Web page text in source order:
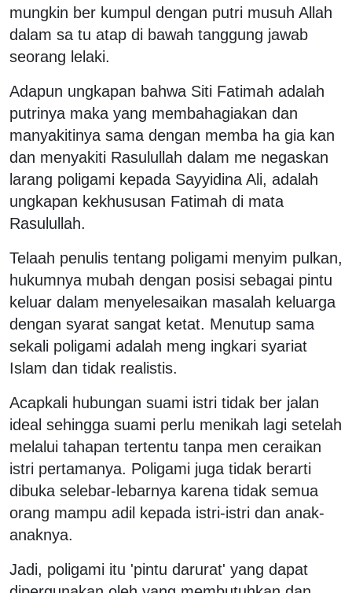
mungkin ber kumpul dengan putri musuh Allah
dalam sa tu atap di bawah tanggung jawab
seorang lelaki.
Adapun ungkapan bahwa Siti Fatimah adalah
putrinya maka yang membahagiakan dan
manyakitinya sama dengan memba ha gia kan
dan menyakiti Rasulullah dalam me negaskan
larang poligami kepada Sayyidina Ali, adalah
ungkapan kekhususan Fatimah di mata
Rasulullah.
Telaah penulis tentang poligami menyim pulkan,
hukumnya mubah dengan posisi sebagai pintu
keluar dalam menyelesaikan masalah keluarga
dengan syarat sangat ketat. Menutup sama
sekali poligami adalah meng ingkari syariat
Islam dan tidak realistis.
Acapkali hubungan suami istri tidak ber jalan
ideal sehingga suami perlu menikah lagi setelah
melalui tahapan tertentu tanpa men ceraikan
istri pertamanya. Poligami juga tidak berarti
dibuka selebar-lebarnya karena tidak semua
orang mampu adil kepada istri-istri dan anak-
anaknya.
Jadi, poligami itu 'pintu darurat' yang dapat